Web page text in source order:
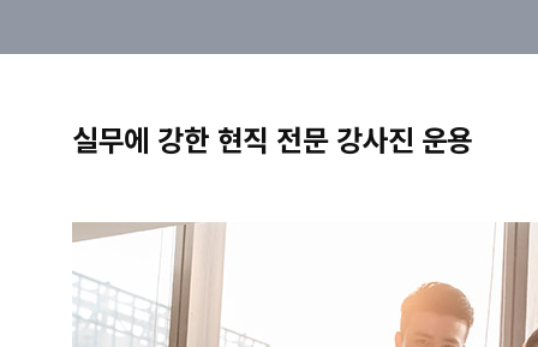
실무에 강한 현직 전문 강사진 운용